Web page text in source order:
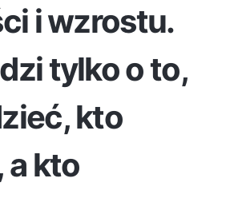
i wzrostu.
tylko o to,
kto
a kto